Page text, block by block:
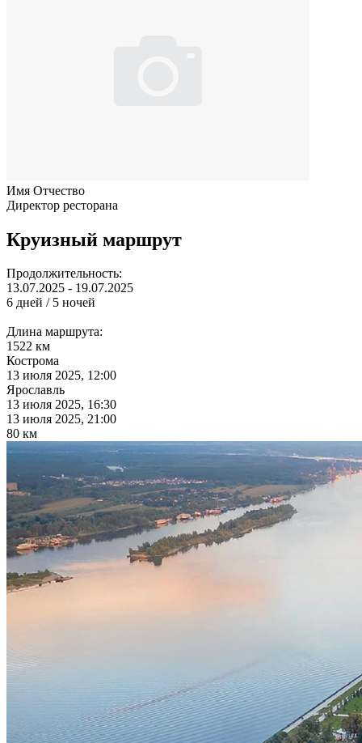
Имя Отчество
Директор ресторана
Круизный маршрут
Продолжительность:
13.07.2025 - 19.07.2025
6 дней / 5 ночей
Длина маршрута:
1522 км
Кострома
13 июля 2025, 12:00
Ярославль
13 июля 2025, 16:30
13 июля 2025, 21:00
80 км